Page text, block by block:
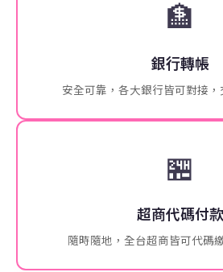
🏦
銀行轉帳
安全可靠，各大銀行皆可對接
🏪
超商代碼付款
隨時隨地，全台超商皆可代碼